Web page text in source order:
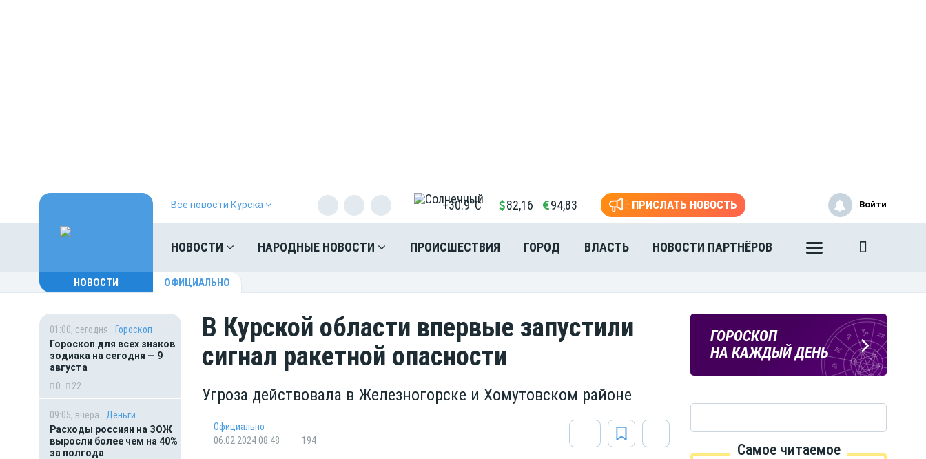
Все новости Курска +30.9°C 82,16 94,83 ПРИСЛАТЬ НОВОСТЬ
НОВОСТИ НАРОДНЫЕ НОВОСТИ ПРОИСШЕСТВИЯ ГОРОД ВЛАСТЬ НОВОСТИ ПАРТНЁРОВ
Войти
НОВОСТИ ОФИЦИАЛЬНО
01:00, сегодня
Гороскоп
Гороскоп для всех знаков
зодиака на сегодня — 9
августа
0
22
09:05, вчера
Деньги
Расходы россиян на ЗОЖ
выросли более чем на 40%
за полгода
В Курской области впервые запустили
сигнал ракетной опасности
Угроза действовала в Железногорске и Хомутовском районе
Официально
06.02.2024 08:48
194
ГОРОСКОП
НА КАЖДЫЙ ДЕНЬ
ПОГОДА
В КУРСКЕ
Самое читаемое